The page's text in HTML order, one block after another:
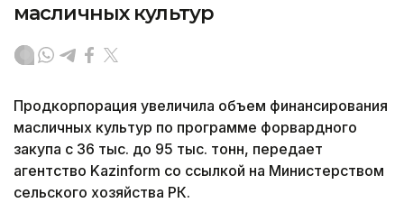
масличных культур
Продкорпорация увеличила объем финансирования
масличных культур по программе форвардного
закупа с 36 тыс. до 95 тыс. тонн, передает
агентство Kazinform со ссылкой на Министерством
сельского хозяйства РК.